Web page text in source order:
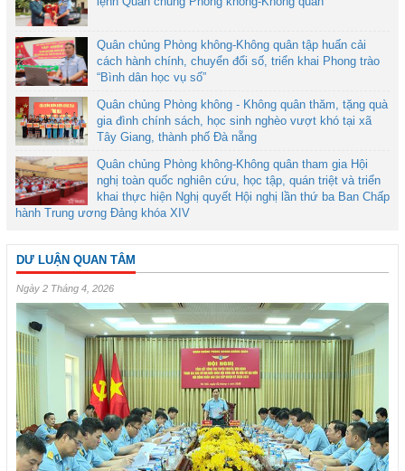
Quân chủng Phòng không-Không quân tập huấn cải
cách hành chính, chuyển đổi số, triển khai Phong trào
“Bình dân học vụ số”
Quân chủng Phòng không - Không quân thăm, tặng quà
gia đình chính sách, học sinh nghèo vượt khó tại xã
Tây Giang, thành phố Đà nẵng
Quân chủng Phòng không-Không quân tham gia Hội
nghị toàn quốc nghiên cứu, học tập, quán triệt và triển
khai thực hiện Nghị quyết Hội nghị lần thứ ba Ban Chấp
hành Trung ương Đảng khóa XIV
DƯ LUẬN QUAN TÂM
Ngày 2 Tháng 4, 2026